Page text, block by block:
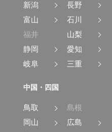
新潟
長野
富山
石川
福井
山梨
静岡
愛知
岐阜
三重
中国・四国
鳥取
島根
岡山
広島